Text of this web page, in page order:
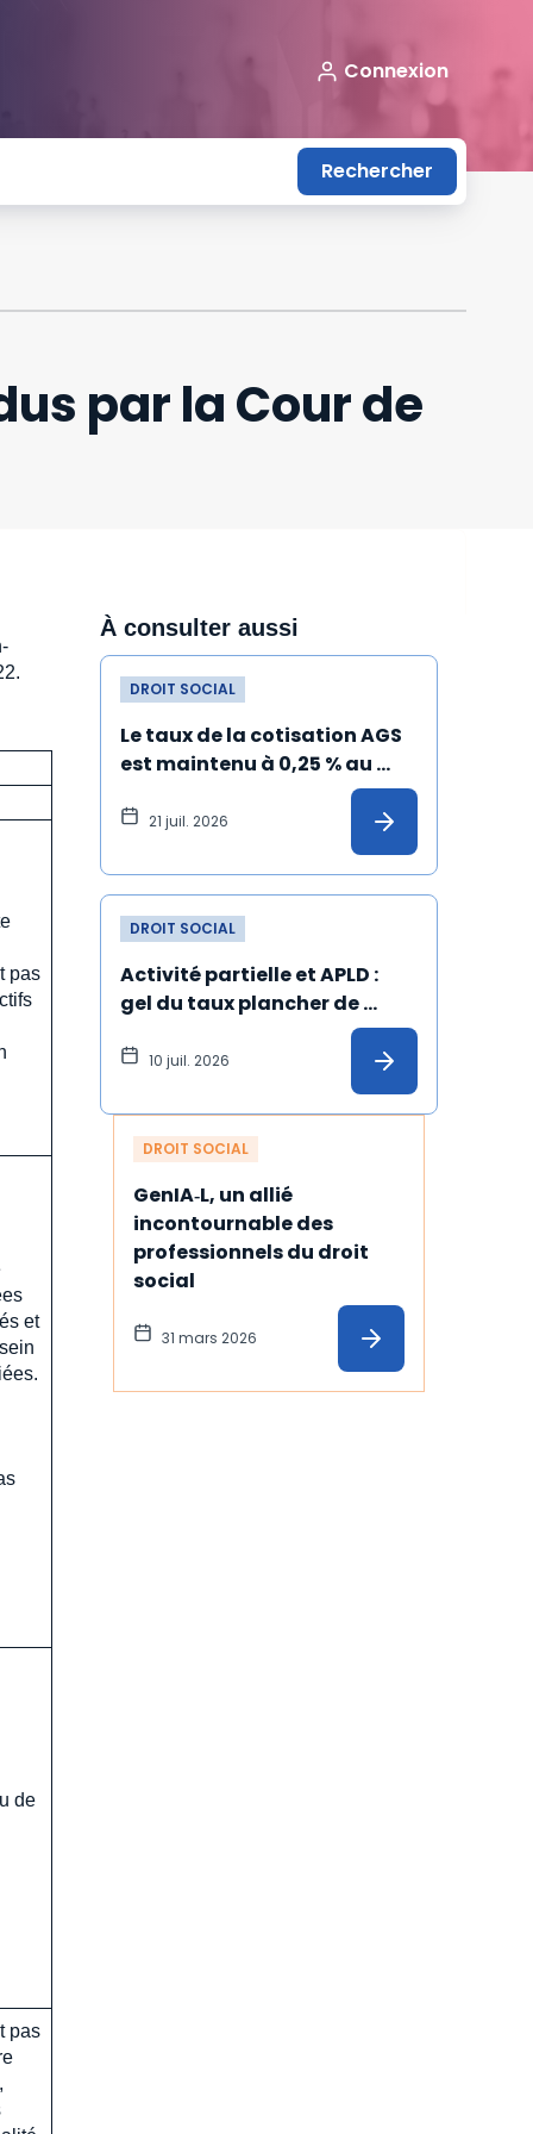
Connexion
Rechercher
par la Cour de
pas
et
de
pas
À consulter aussi
DROIT SOCIAL
Le taux de la cotisation AGS
est maintenu à 0,25 % au
21 juil. 2026
DROIT SOCIAL
Activité partielle et APLD :
gel du taux plancher de
l'employeur
10 juil. 2026
DROIT SOCIAL
GenIA‑L, un allié
incontournable des
professionnels du droit
social
31 mars 2026